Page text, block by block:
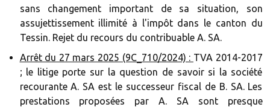
sans changement important de sa situation, son
assujettissement illimité à l'impôt dans le canton du
Tessin. Rejet du recours du contribuable A. SA.
Arrêt du 27 mars 2025 (9C_710/2024) : TVA 2014-2017
; le litige porte sur la question de savoir si la société
recourante A. SA est le successeur fiscal de B. SA. Les
prestations proposées par A. SA sont presque